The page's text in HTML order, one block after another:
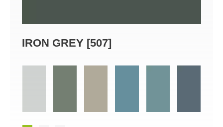
IRON GREY [507]